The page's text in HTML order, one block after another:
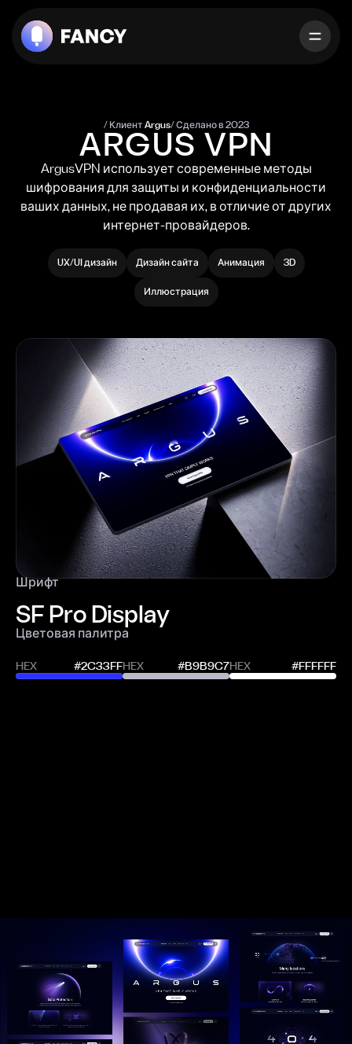
Работы
О нас
Поговорим?
Клиент Argus Сделано в 2023
ARGUS VPN
ArgusVPN использует современные методы
шифрования для защиты и конфиденциальности
ваших данных, не продавая их, вотличиеот других
интернет-провайдеров.
UX/UI дизайн Дизайн сайта Анимация 3D
Иллюстрация
Шрифт
SF Pro Display
Цветовая палитра
HEX #2C33FFHEX #B9B9C7HEX #FFFFFF